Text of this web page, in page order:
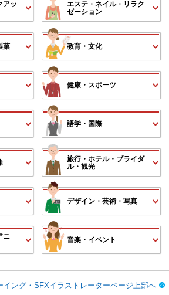
アッ
エステ・ネイル・リラク
ゼーション
菓 教育・文化
健康・スポーツ
語学・国際
旅行・ホテル・ブライダ
ル・観光
デザイン・芸術・写真
ニ
音楽・イベント
イング・SFXイラストレーターページ上部へ